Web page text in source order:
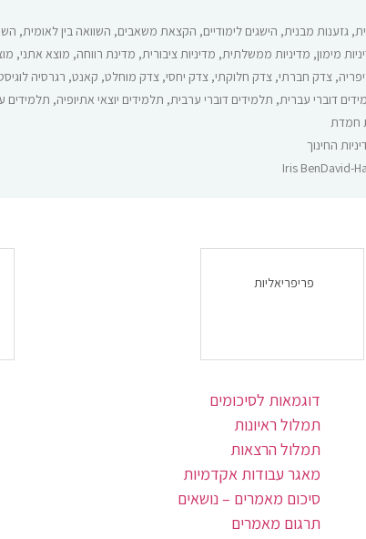
, גזענות מבנית, הישגים לימודיים, הקצאת משאבים, השוואה בין לאומית,
מימון, מדיניות ממשלתית, מדיניות ציבורית, מדינת רווחה, מוצא אתני,
, צדק חברתי, צדק חלוקתי, צדק יחסי, צדק מוחלט, קאנט, רגרסיה
דוברי עברית, תלמידים דוברי ערבית, תלמידים יוצאי אתיופיה, תלמידים
חמדת
החינוך
פריפריאליות
דוגמאות לסיכומים
תמלול ראיונות
תמלול הרצאות
מאגר עבודות אקדמיות
סיכום מאמרים – נושאים
תרגום מאמרים